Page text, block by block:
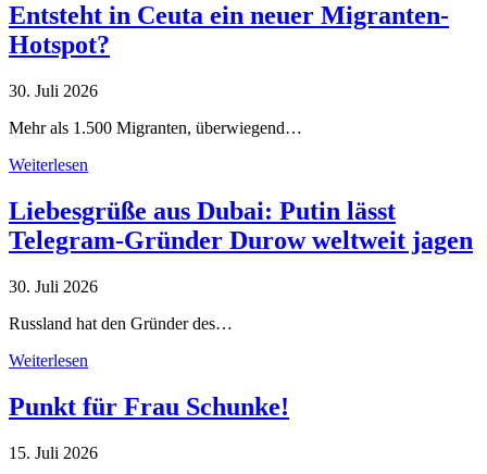
Entsteht in Ceuta ein neuer Migranten-
Hotspot?
30. Juli 2026
Mehr als 1.500 Migranten, überwiegend…
Weiterlesen
Liebesgrüße aus Dubai: Putin lässt
Telegram-Gründer Durow weltweit jagen
30. Juli 2026
Russland hat den Gründer des…
Weiterlesen
Punkt für Frau Schunke!
15. Juli 2026